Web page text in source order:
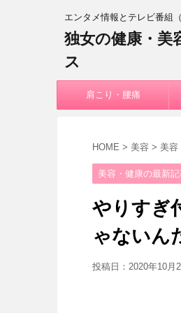
エンタメ情報とテレビ番組
独女の健康・美
ス
肩こり・腰痛
HOME > 美容 > 美容
美容・健康の最新記
やりすぎ
ゃないん
投稿日： 2020年10月